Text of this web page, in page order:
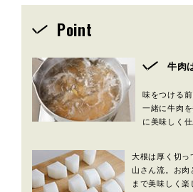
Point
牛肉
味をつける
一緒に牛肉
に美味しく仕
大根は厚く切っ
山さん流。お肉
まで美味しく